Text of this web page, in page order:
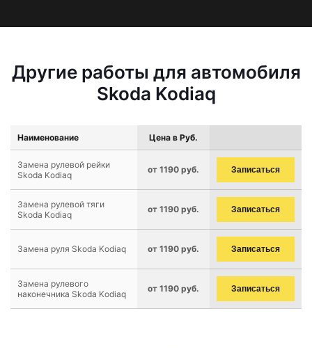
Другие работы для автомобиля
Skoda Kodiaq
Наименование Цена в Руб.
Замена рулевой рейки
Skoda Kodiaq
от 1190 руб. Записаться
Замена рулевой тяги
Skoda Kodiaq
от 1190 руб. Записаться
Замена руля Skoda Kodiaq от 1190 руб. Записаться
Замена рулевого
наконечника Skoda Kodiaq
от 1190 руб. Записаться